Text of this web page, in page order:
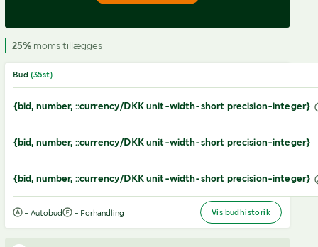
25%moms tillægges
Bud (35st)
{bid, number, ::currency/DKK unit-width-short precision-integer}
{bid, number, ::currency/DKK unit-width-short precision-integer}
{bid, number, ::currency/DKK unit-width-short precision-integer}
= Autobud = Forhandling Vis budhistorik